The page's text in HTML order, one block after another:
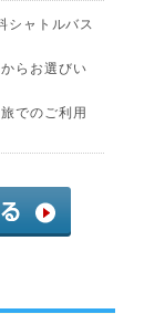
シャトルバス
らお選びい
でのご利用